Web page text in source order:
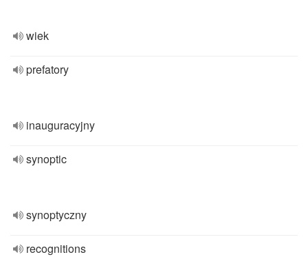
wiek
prefatory
inauguracyjny
synoptic
synoptyczny
recognitions